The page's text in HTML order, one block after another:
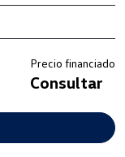
Precio financiado
Consultar